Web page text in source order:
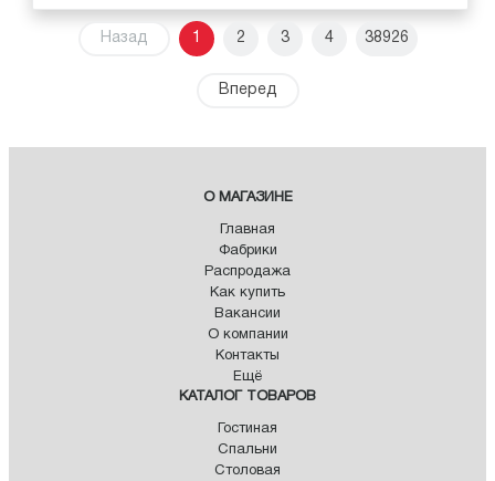
Назад 1 2 3 4 38926
Вперед
О МАГАЗИНЕ
Главная
Фабрики
Распродажа
Как купить
Вакансии
О компании
Контакты
Ещё
КАТАЛОГ ТОВАРОВ
Гостиная
Спальни
Столовая